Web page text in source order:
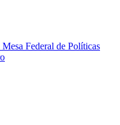
Federal de Políticas